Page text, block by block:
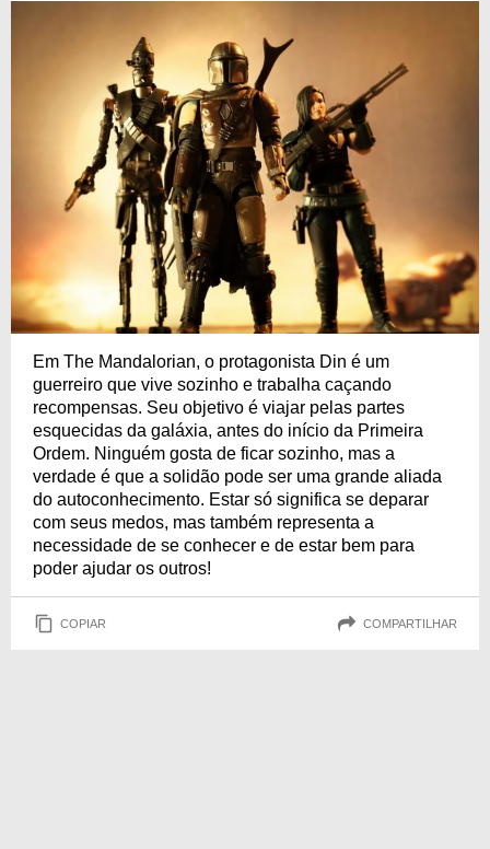
Em The Mandalorian, o protagonista Din é um
guerreiro que vive sozinho e trabalha caçando
recompensas. Seu objetivo é viajar pelas partes
esquecidas da galáxia, antes do início da Primeira
Ordem. Ninguém gosta de ficar sozinho, mas a
verdade é que a solidão pode ser uma grande aliada
do autoconhecimento. Estar só significa se deparar
com seus medos, mas também representa a
necessidade de se conhecer e de estar bem para
poder ajudar os outros!
COPIAR COMPARTILHAR